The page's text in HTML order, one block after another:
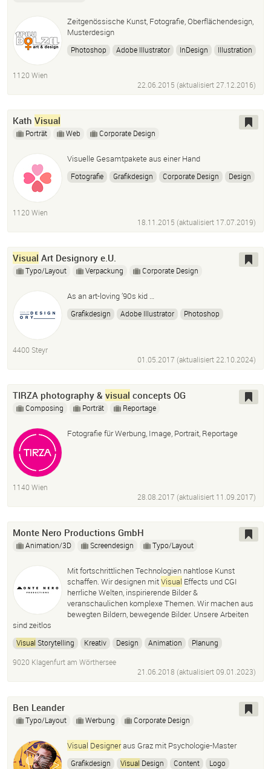
Zeitgenössische Kunst, Fotografie, Oberflächendesign,
Musterdesign
Photoshop Adobe Illustrator InDesign
Illustration
1120 Wien
22.06.2015 (aktualisiert27.12.2016)
Kath Visual
Porträt Web Corporate Design
Visuelle Gesamtpakete aus einer Hand
Fotografie Grafikdesign Corporate Design
Design
Strahlen
1120 Wien
18.11.2015 (aktualisiert 17.07.2019)
Visual Art Designory e.U.
Typo/Layout Verpackung Corporate Design
As an art-loving ’90s kid …
Grafikdesign Adobe Illustrator
Photoshop
Design Metalldesign
4400 Steyr
01.05.2017 (aktualisiert22.10.2024)
TIRZA photography & visual concepts OG
Composing Porträt Reportage
Fotografie für Werbung, Image, Portrait, Reportage
1140 Wien
28.08.2017 (aktualisiert 11.09.2017)
Monte Nero Productions GmbH
Animation/3D Screendesign Typo/Layout
Mit fortschrittlichen Technologien nahtlose Kunst
schaffen. Wir designen mitVisual Effects und CGI
herrliche Welten, inspirierende Bilder &
veranschaulichen komplexe Themen. Wir machen aus
bewegten Bildern, bewegende Bilder. Unsere Arbeiten
sind zeitlos
Visual Storytelling Kreativ Design Animation
Planung
Konzept
Visual Effects
Motion Graphics Illustration
9020 Klagenfurt am Wörthersee
21.06.2018 (aktualisiert09.01.2023)
Ben Leander
Typo/Layout Werbung Corporate Design
Visual Designeraus Graz mit Psychologie-Master
Grafikdesign Visual Design Content
Logo